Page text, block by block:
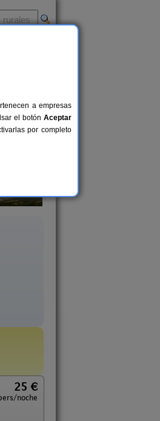
25 €
noche
a empresas
el botón Aceptar
por completo